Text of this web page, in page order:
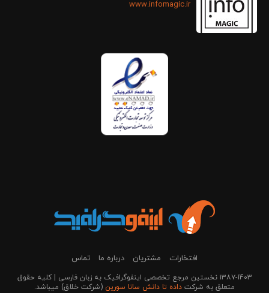
www.infomagic.ir
افتخارات مشتریان درباره ما تماس
۱۳۸۷-1403 نخستین مرجع تخصصی اینفوگرافیک به زبان فارسی | کلیه حقوق
متعلق به شرکت داده تا دانش سانا سورین (شرکت خلاق) می‎باشد.